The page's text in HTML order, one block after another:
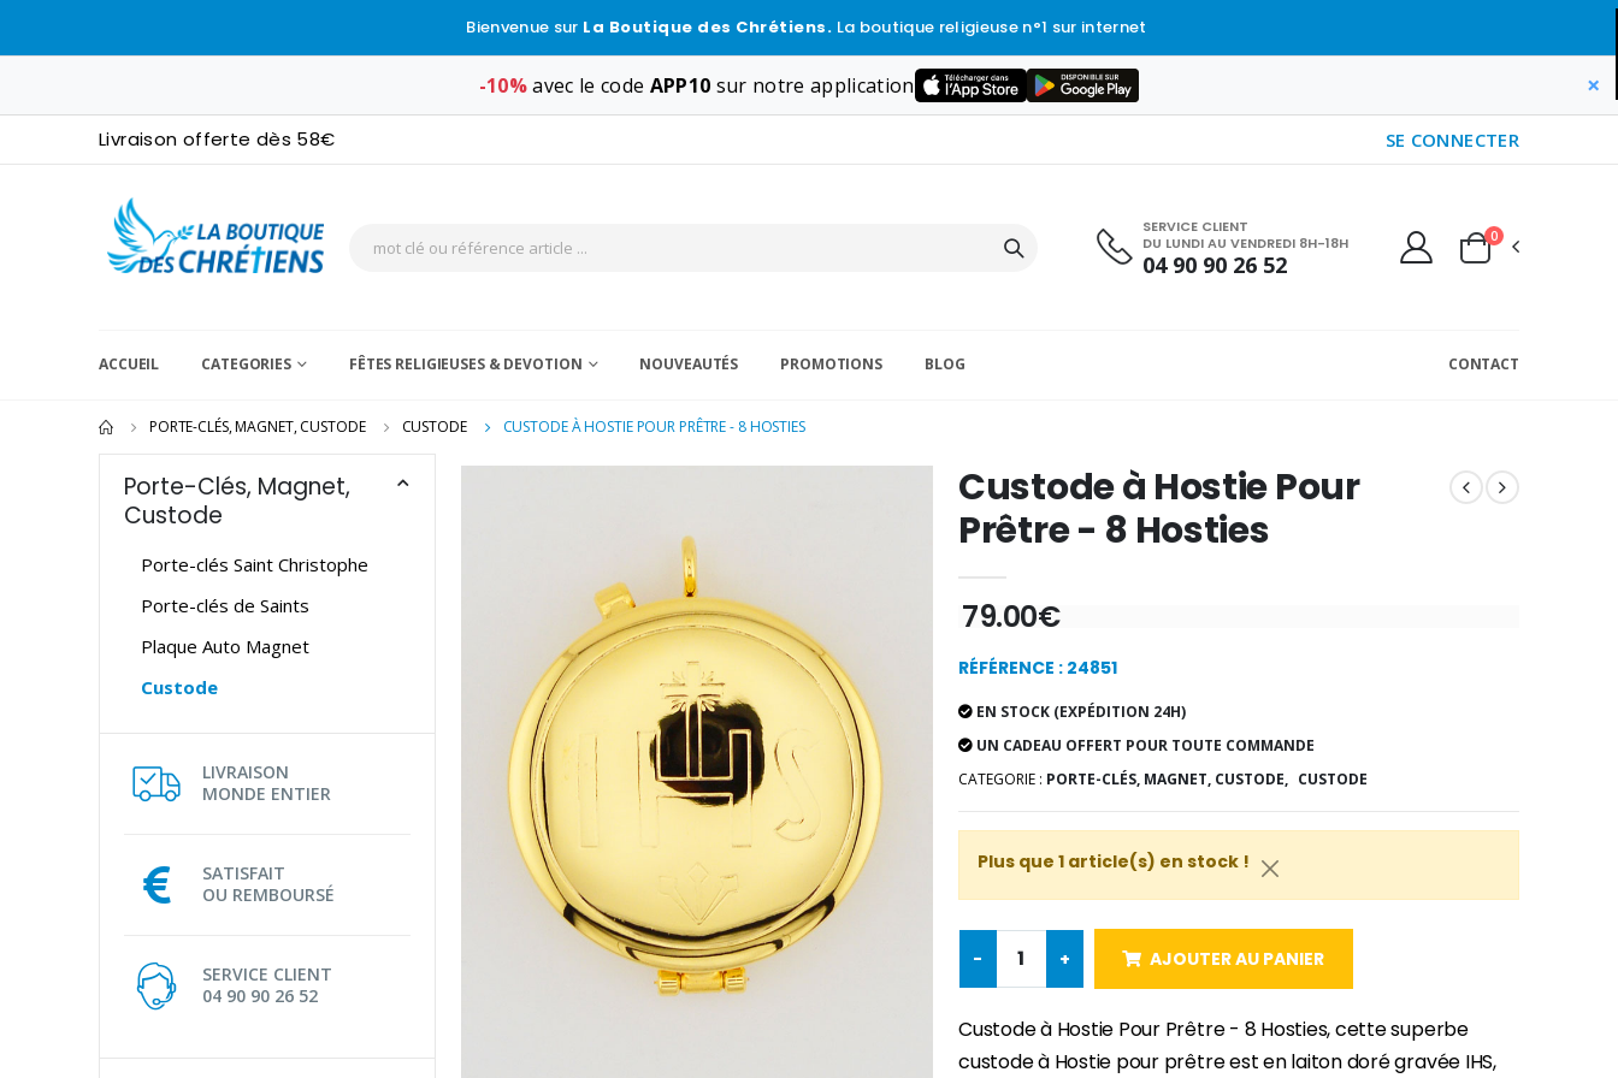
Bienvenue sur La Boutique des Chrétiens. La boutique religieuse n°1 sur internet
-10%avec le code APP10 sur notre application ×
Livraison offerte dès 58€ SE CONNECTER
SERVICE CLIENT
DU LUNDI AU VENDREDI 8H-18H
04 90 90 26 52
0
ACCUEIL CATEGORIES FÊTES RELIGIEUSES & DEVOTION NOUVEAUTÉS PROMOTIONS BLOG CONTACT
PORTE-CLÉS, MAGNET, CUSTODE CUSTODE CUSTODE À HOSTIE POUR PRÊTRE - 8 HOSTIES
Porte-Clés, Magnet,
Custode
Porte-clés Saint Christophe
Porte-clés de Saints
Plaque Auto Magnet
Custode
LIVRAISON
MONDE ENTIER
SATISFAIT
OU REMBOURSÉ
SERVICE CLIENT
04 90 90 26 52
Custode à Hostie Pour
Prêtre - 8 Hosties
79.00€
RÉFÉRENCE : 24851
EN STOCK (EXPÉDITION 24H)
UN CADEAU OFFERT POUR TOUTE COMMANDE
CATEGORIE : PORTE-CLÉS, MAGNET, CUSTODE, CUSTODE
Plus que 1 article(s) en stock !
- + AJOUTER AU PANIER
Custode à Hostie Pour Prêtre - 8 Hosties, cette superbe
custode à Hostie pour prêtre est en laiton doré gravée IHS,